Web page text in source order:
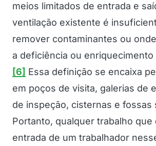
meios limitados de entrada e
ventilação existente é
remover contaminantes ou
a deficiência ou enriquecimento
[6] Essa definição se encaixa
em poços de visita, galerias de
de inspeção, cisternas e fossas
Portanto, qualquer trabalho que
entrada de um trabalhador